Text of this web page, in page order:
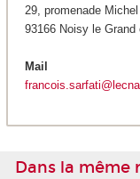
29, promenade
93166 Noisy le Grand
Mail
Dans la même